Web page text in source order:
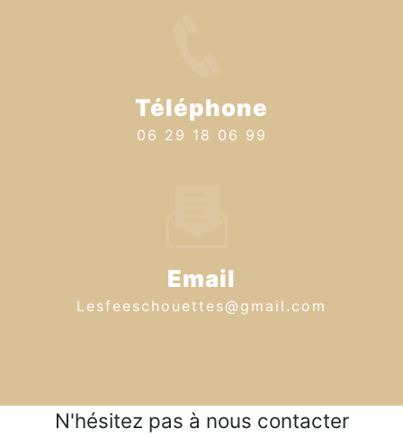
Téléphone
06 29 18 06 99
Email
lesfeeschouettes@gmail.com
N'hésitez pas à nous contacter